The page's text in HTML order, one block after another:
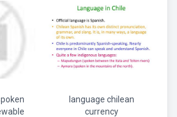
language chilean
currency